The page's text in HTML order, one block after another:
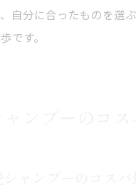
自分に合ったものを選
です。